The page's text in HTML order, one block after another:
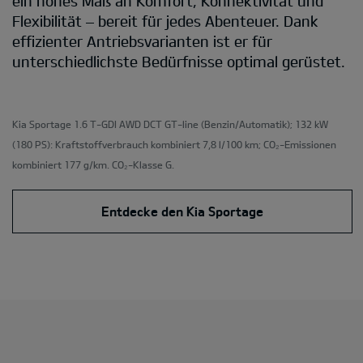
Flexibilität – bereit für jedes Abenteuer. Dank
effizienter Antriebsvarianten ist er für
unterschiedlichste Bedürfnisse optimal gerüstet.
Kia Sportage 1.6 T-GDI AWD DCT GT-line (Benzin/Automatik); 132 kW
(180 PS): Kraftstoffverbrauch kombiniert 7,8 l/100 km; CO₂-Emissionen
kombiniert 177 g/km. CO₂-Klasse G.
Entdecke den Kia Sportage